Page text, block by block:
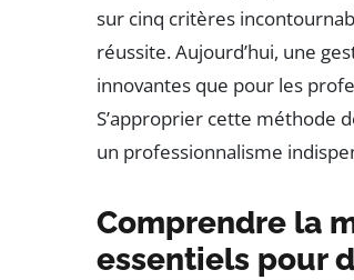
sur cinq critères
réussite. Aujourd’hui, une
innovantes que pour les
S’approprier cette méthode
un professionnalisme
Comprendre la
essentiels pour